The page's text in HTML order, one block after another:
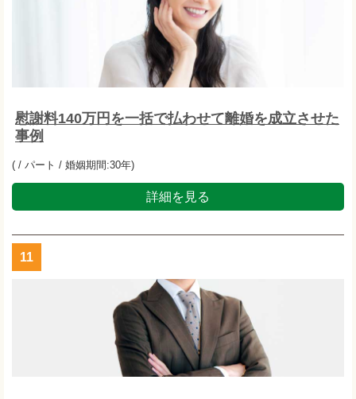
慰謝料140万円を一括で払わせて離婚を成立させた
事例
( / パート / 婚姻期間:30年)
詳細を見る
11